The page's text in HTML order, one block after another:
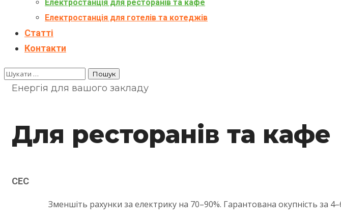
Електростанція для ресторанів та кафе
Електростанція для готелів та котеджів
Статті
Контакти
Енергія для вашого закладу
Для ресторанів та кафе
СЕС
Зменшіть рахунки за електрику на 70–90%. Гарантована окупність за